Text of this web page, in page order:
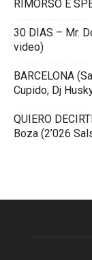
RIMORSO E
30 DIAS – Mr.
video)
BARCELONA
Cupido, Dj
QUIERO
Boza (2’026